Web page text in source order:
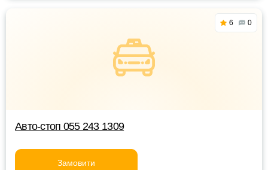
6 0
Авто-стоп 055 243 1309
Замовити